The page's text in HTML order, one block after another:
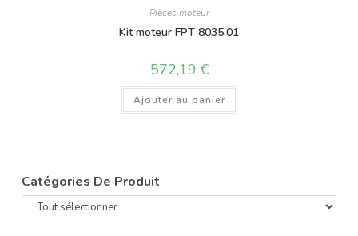
Pièces moteur
Kit moteur FPT 8035.01
572,19 €
Ajouter au panier
Catégories De Produit